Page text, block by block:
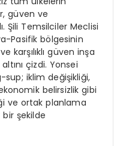
güven ve
Şili Temsilciler Meclisi
Pasifik bölgesinin
karşılıklı güven inşa
çizdi. Yonsei
sup; iklim değişikliği,
belirsizlik gibi
ve ortak planlama
şekilde